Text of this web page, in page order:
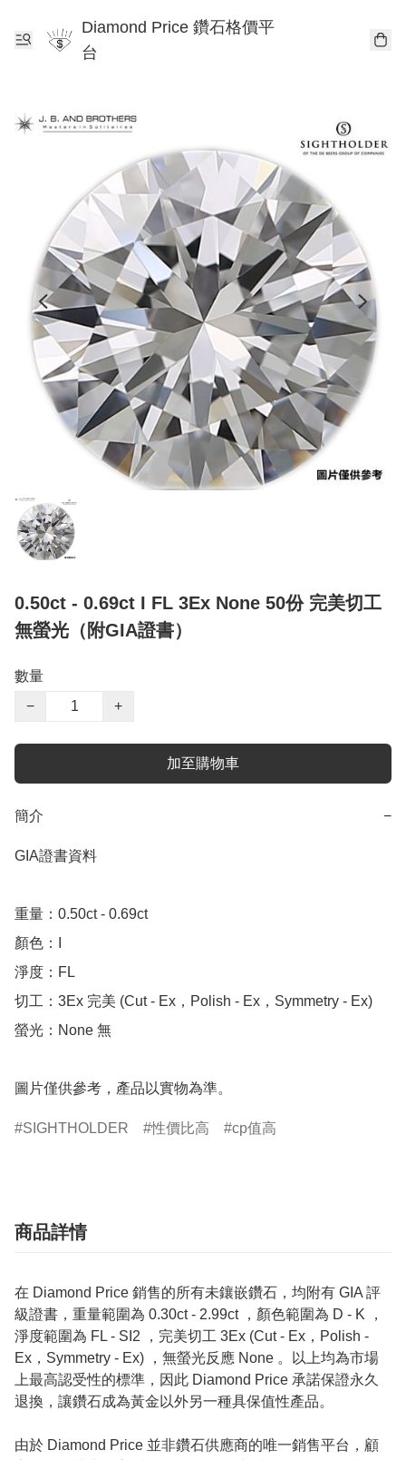
Diamond Price 鑽石格價平
台
0.50ct - 0.69ct I FL 3Ex None 50份 完美切工
無螢光（附GIA證書）
數量
−
+
加至購物車
簡介 −
GIA證書資料
重量：0.50ct - 0.69ct
顏色：I
淨度：FL
切工：3Ex 完美 (Cut - Ex，Polish - Ex，Symmetry - Ex)
螢光：None 無
圖片僅供參考，產品以實物為準。
SIGHTHOLDER 性價比高 cp值高
商品詳情
在 Diamond Price 銷售的所有未鑲嵌鑽石，均附有 GIA 評
級證書，重量範圍為 0.30ct - 2.99ct ，顏色範圍為 D - K ，
淨度範圍為 FL - SI2 ，完美切工 3Ex (Cut - Ex，Polish -
Ex，Symmetry - Ex) ，無螢光反應 None 。以上均為市場
上最高認受性的標準，因此 Diamond Price 承諾保證永久
退換，讓鑽石成為黃金以外另一種具保值性產品。
由於 Diamond Price 並非鑽石供應商的唯一銷售平台，顧